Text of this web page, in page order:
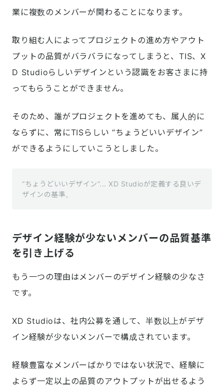
業に複数のメンバーが関わることになります。
取り組む人によってプロジェクトの進め方やアウト
プットの品質がバラバラになってしまうと、TIS、X
D Studioらしいデザインという認識をお客さまに持
ってもらうことができません。
そのため、誰がプロジェクトを進めても、属人的に
ならずに、常にTISらしい “ちょうどいいデザイン”
ができるようにしていこうとしました。
“ちょうどいいデザイン”... XD Studioが定義する良いデ
ザインの基準。
デザイン経験が少ないメンバーの品質基準
を引き上げる
もう一つの理由はメンバーのデザイン経験の少なさ
です。
XD Studioは、社内公募を通して、半数以上がデザ
イン経験が少ないメンバーで構成されています。
経験豊富なメンバーばかりではない状況で、経験に
よらず一定以上の品質のアウトプットが出せるよう